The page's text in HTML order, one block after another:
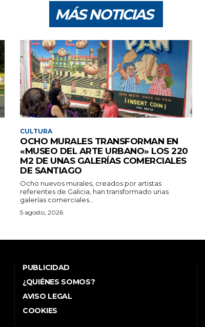
MÁS NOTICIAS
CULTURA
OCHO MURALES TRANSFORMAN EN
«MUSEO DEL ARTE URBANO» LOS 220
M2 DE UNAS GALERÍAS COMERCIALES
DE SANTIAGO
Ocho nuevos murales, creados por artistas
referentes de Galicia, han transformado unas
galerías comerciales...
5 agosto, 2026
PUBLICIDAD
¿QUIÉNES SOMOS?
AVISO LEGAL
COOKIES